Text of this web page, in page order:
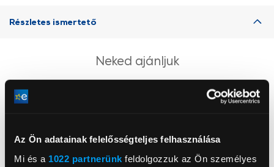
Az Ön adatainak felelősségteljes felhasználása
Mi és a 1022 partnerünk feldolgozzuk az Ön személyes
Részletes ismertető
Neked ajánljuk